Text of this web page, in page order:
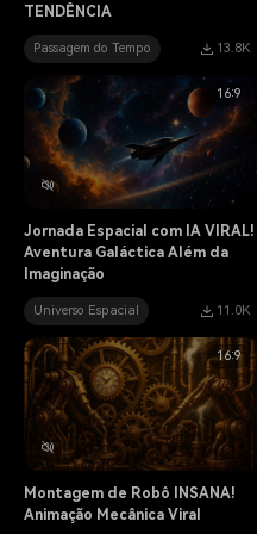
TENDÊNCIA
Passagem do Tempo 13.8K
16:9
Jornada Espacial com IA VIRAL!
Aventura Galáctica Além da
Imaginação
Universo Espacial 11.0K
16:9
Montagem de Robô INSANA!
Animação Mecânica Viral